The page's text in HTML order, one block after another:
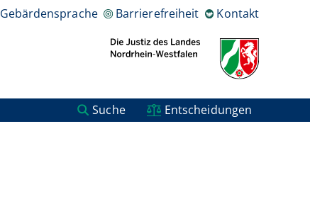
Gebärdensprache Barrierefreiheit Kontakt
Suche Entscheidungen